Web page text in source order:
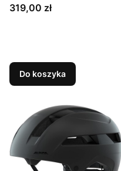
Cena
319,00 zł
Do koszyka